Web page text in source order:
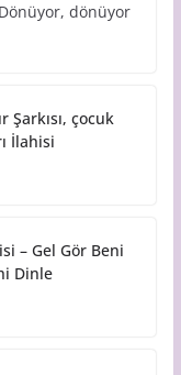
dönüyor
Şarkısı, çocuk
İlahisi
– Gel Gör Beni
Dinle